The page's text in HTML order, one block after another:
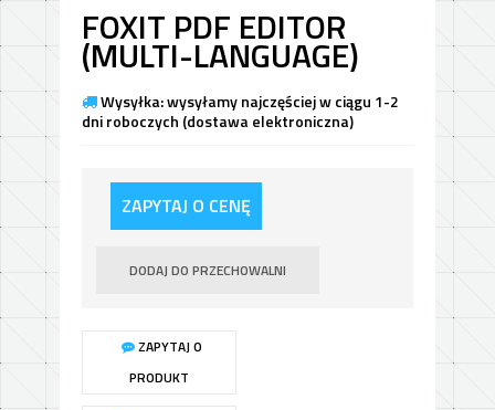
FOXIT PDF EDITOR
(MULTI-LANGUAGE)
Wysyłka: wysyłamy najczęściej w ciągu 1-2
dni roboczych (dostawa elektroniczna)
ZAPYTAJ O CENĘ
DODAJ DO PRZECHOWALNI
ZAPYTAJ O
PRODUKT